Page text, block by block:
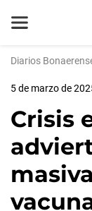
Diarios
5 de marzo de
Crisis